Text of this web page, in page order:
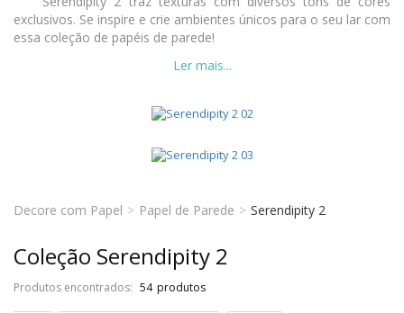
SE
tons
cores
exclusivos
em
venda
Parede
pela
Internet
exclusivos. Se inspire e crie ambientes únicos para o seu lar com
essa coleção de papéis de parede!
parede, através da introdução de produtos criativos e
I&D de design. Está constantemente em colaboração com as
Decore com Papel
Papel de Parede Serendipity 2
Coleção Serendipity 2
Produtos encontrados: 54